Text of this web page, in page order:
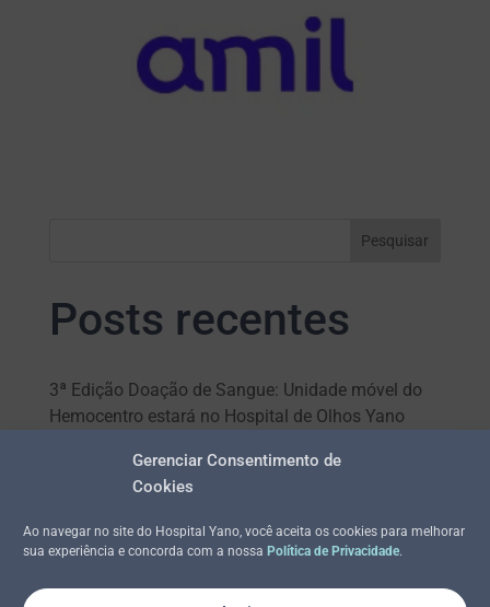
Gerenciar Consentimento de
Cookies
Ao navegar no site do Hospital Yano, você aceita os cookies para melhorar
sua experiência e concorda com a nossa Política de Privacidade.
Pesquisar
Posts recentes
3ª Edição Doação de Sangue: Unidade móvel do
Hemocentro estará no Hospital de Olhos Yano
5 dicas para identificar problemas oftalmológicos
em crianças
Palmas, Araguaína e